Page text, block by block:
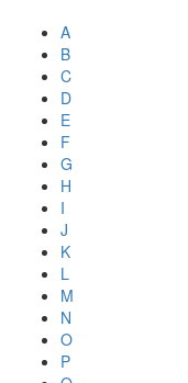
A
B
C
D
E
F
G
H
I
J
K
L
M
N
O
P